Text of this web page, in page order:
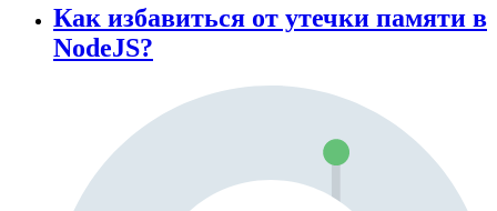
Как избавиться от утечки памяти в
NodeJS?